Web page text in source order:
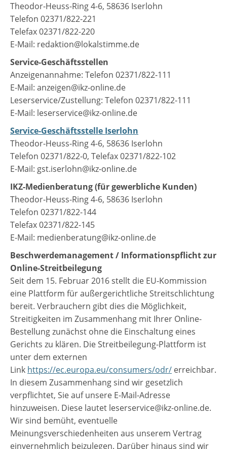
Theodor-Heuss-Ring 4-6, 58636 Iserlohn
Telefon 02371/822-221
Telefax 02371/822-220
E-Mail: redaktion@lokalstimme.de
Service-Geschäftsstellen
Anzeigenannahme: Telefon 02371/822-111
E-Mail: anzeigen@ikz-online.de
Leserservice/Zustellung: Telefon 02371/822-111
E-Mail: leserservice@ikz-online.de
Service-Geschäftsstelle Iserlohn
Theodor-Heuss-Ring 4-6, 58636 Iserlohn
Telefon 02371/822-0, Telefax 02371/822-102
E-Mail: gst.iserlohn@ikz-online.de
IKZ-Medienberatung (für gewerbliche Kunden)
Theodor-Heuss-Ring 4-6, 58636 Iserlohn
Telefon 02371/822-144
Telefax 02371/822-145
E-Mail: medienberatung@ikz-online.de
Beschwerdemanagement / Informationspflicht zur
Online-Streitbeilegung
Seit dem 15. Februar 2016 stellt die EU-Kommission
eine Plattform für außergerichtliche Streitschlichtung
bereit. Verbrauchern gibt dies die Möglichkeit,
Streitigkeiten im Zusammenhang mit Ihrer Online-
Bestellung zunächst ohne die Einschaltung eines
Gerichts zu klären. Die Streitbeilegung-Plattform ist
unter dem externen
Link https://ec.europa.eu/consumers/odr/ erreichbar.
In diesem Zusammenhang sind wir gesetzlich
verpflichtet, Sie auf unsere E-Mail-Adresse
hinzuweisen. Diese lautet leserservice@ikz-online.de.
Wir sind bemüht, eventuelle
Meinungsverschiedenheiten aus unserem Vertrag
einvernehmlich beizulegen. Darüber hinaus sind wir